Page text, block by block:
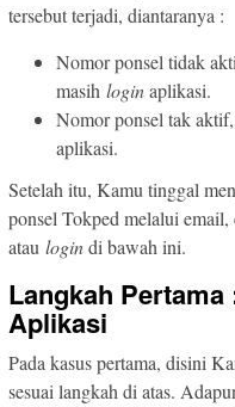
tersebut terjadi, diantaranya :
Nomor ponsel tidak
masih loginaplikasi.
Nomor ponsel tak
aplikasi.
Setelah itu, Kamu tinggal
ponsel Tokped melalui
atau logindi bawah ini.
Langkah
Aplikasi
Pada kasus pertama, disini
sesuai langkah di atas.